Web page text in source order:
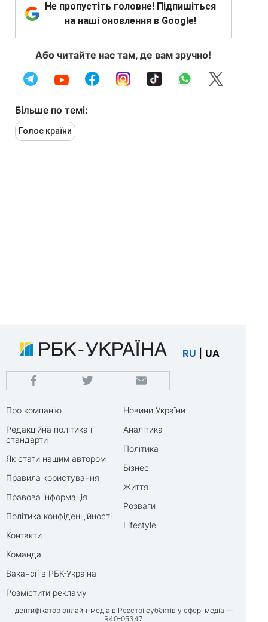
Не пропустіть головне! Підпишіться
на наші оновлення в Google!
Або читайте нас там, де вам зручно!
Більше по темі:
Голос країни
RU UA
Про компанію
Редакційна політика і
стандарти
Як стати нашим автором
Правила користування
Правова інформація
Політика конфіденційності
Контакти
Команда
Вакансії в РБК-Україна
Розмістити рекламу
Новини України
Аналітика
Політика
Бізнес
Життя
Розваги
Lifestyle
Ідентифікатор онлайн-медіа в Реєстрі суб’єктів у сфері медіа —
R40-05347